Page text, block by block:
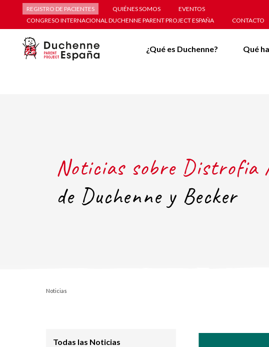
REGISTRO DE PACIENTES QUIÉNES SOMOS
EVENTOS
CONGRESO INTERNACIONAL DUCHENNE PARENT PROJECT ESPAÑA
CONTACTO
¿Qué es Duchenne? Qué
Noticias sobre Distrofia
de Duchenne y Becker
Noticias
Todas las Noticias